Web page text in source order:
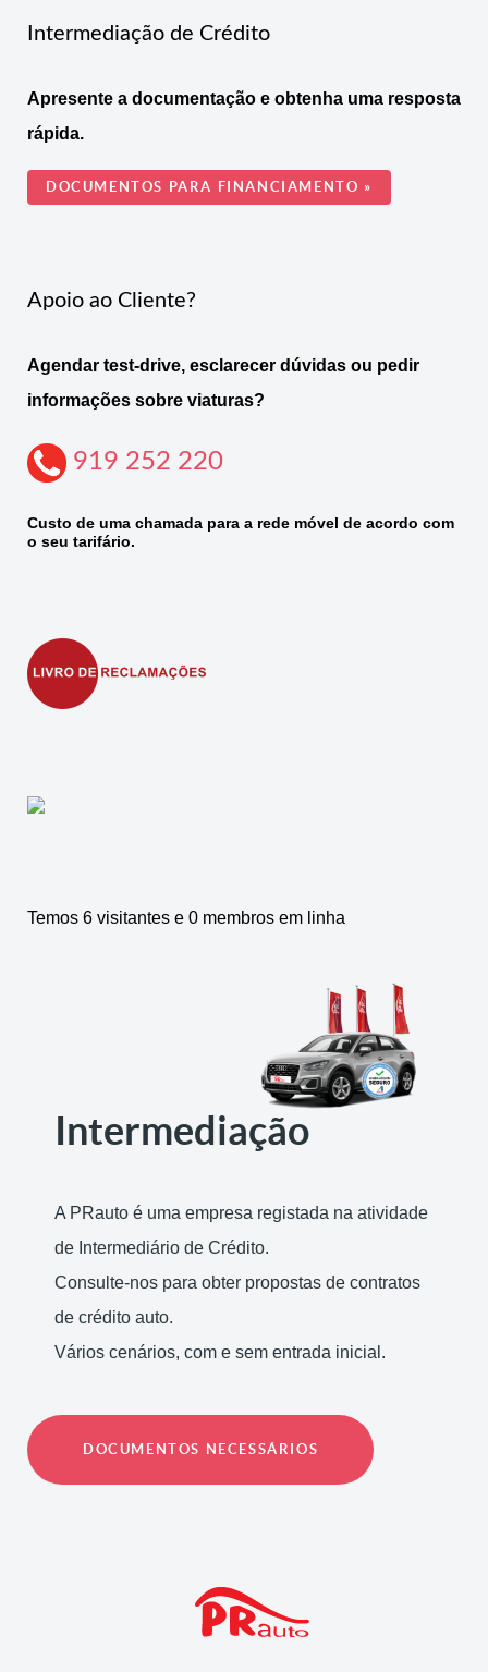
Intermediação de Crédito
Apresente a documentação e obtenha uma resposta
rápida.
DOCUMENTOS PARA FINANCIAMENTO »
Apoio ao Cliente?
Agendar test-drive, esclarecer dúvidas ou pedir
informações sobre viaturas?
919 252 220
Custo de uma chamada para a rede móvel de acordo com
o seu tarifário.
Temos 6 visitantes e 0 membros em linha
Intermediação
A PRauto é uma empresa registada na atividade
de Intermediário de Crédito.
Consulte-nos para obter propostas de contratos
de crédito auto.
Vários cenários, com e sem entrada inicial.
DOCUMENTOS NECESSÁRIOS